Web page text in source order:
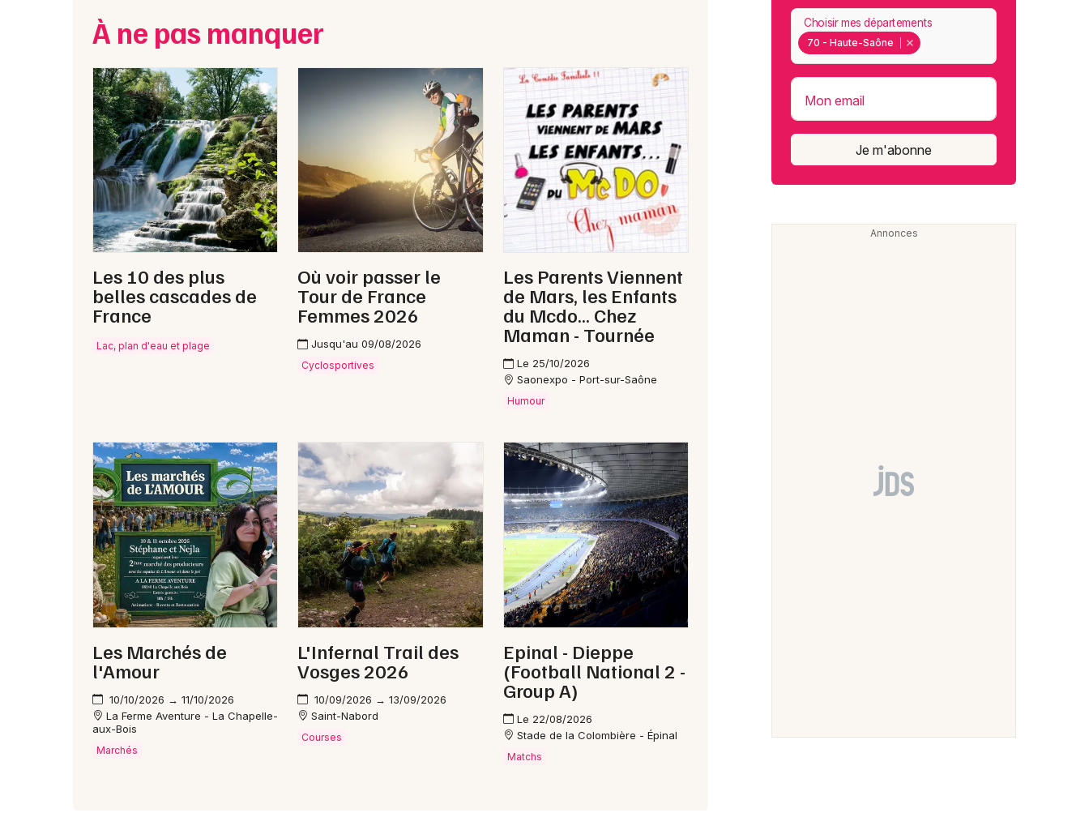
70 - Haute-Saône
Mon email
Je m'abonne
À ne pas manquer
Les 10 des plus
belles cascades de
France
Lac, plan d'eau et plage
Où voir passer le
Tour de France
Femmes 2026
Jusqu'au 09/08/2026
Cyclosportives
Les Parents Viennent
de Mars, les Enfants
du Mcdo... Chez
Maman - Tournée
Le 25/10/2026
Saonexpo - Port-sur-Saône
Humour
Les Marchés de
l'Amour
10/10/2026 → 11/10/2026
La Ferme Aventure - La Chapelle-
aux-Bois
Marchés
L'Infernal Trail des
Vosges 2026
10/09/2026 → 13/09/2026
Saint-Nabord
Courses
Epinal - Dieppe
(Football National 2 -
Group A)
Le 22/08/2026
Stade de la Colombière - Épinal
Matchs
70 - Haute-Saône
Choisir mes départements
Mon email
Je m'abonne